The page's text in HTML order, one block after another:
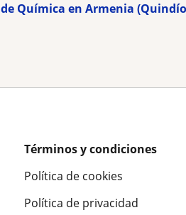
Química en Armenia
Términos y condiciones
Política de cookies
Política de privacidad